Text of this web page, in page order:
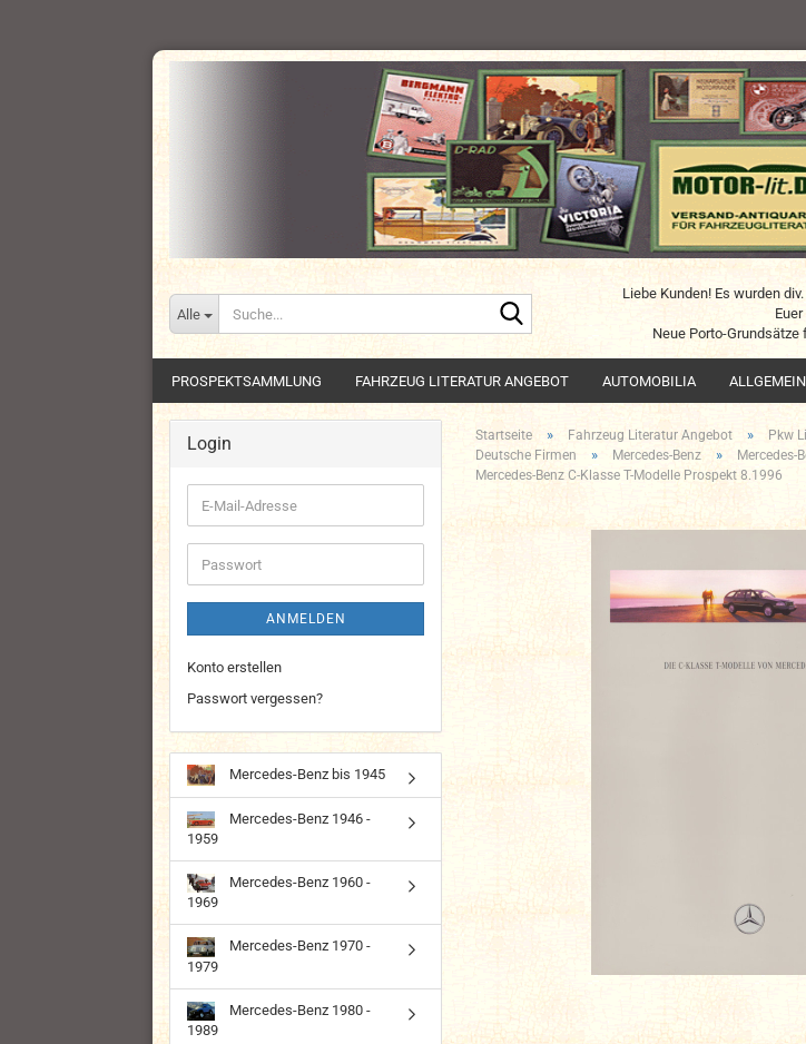
Alle
Liebe Kunden! Es wurden
Neue Porto-
PROSPEKTSAMMLUNG FAHRZEUG LITERATUR ANGEBOT AUTOMOBILIA
Startseite » Fahrzeug Literatur Angebot » Pkw
Deutsche Firmen » Mercedes-Benz » Mercedes-
Mercedes-Benz C-Klasse T-Modelle Prospekt 8.1996
Login
E-
Mail-
Adresse
Passwort
ANMELDEN
Konto erstellen
Passwort vergessen?
Mercedes-Benz bis 1945
Mercedes-Benz 1946 -
1959
Mercedes-Benz 1960 -
1969
Mercedes-Benz 1970 -
1979
Mercedes-Benz 1980 -
1989